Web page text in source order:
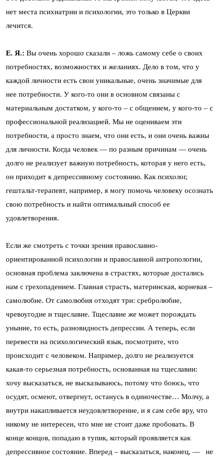
нет места психиатрии и психологии, это только в Церкви
лечится.
Е. Я.: Вы очень хорошо сказали – ложь самому себе о своих
потребностях, возможностях и желаниях. Дело в том, что у
каждой личности есть свои уникальные, очень значимые для
нее потребности. У кого-то они в основном связаны с
материальным достатком, у кого-то – с общением, у кого-то – с
профессиональной реализацией. Мы не оцениваем эти
потребности, а просто знаем, что они есть, и они очень важны
для личности. Когда человек — по разным причинам — очень
долго не реализует важную потребность, которая у него есть,
он приходит к депрессивному состоянию. Как психолог,
гештальт-терапевт, например, я могу помочь человеку осознать
свою потребность и найти оптимальный способ ее
удовлетворения.
Если же смотреть с точки зрения православно-
ориентированной психологии и православной антропологии,
основная проблема заключена в страстях, которые достались
нам с грехопадением. Главная страсть, материнская, корневая –
самолюбие. От самолюбия отходят три: сребролюбие,
чревоугодие и тщеславие. Тщеславие же может порождать
уныние, то есть, разновидность депрессии. А теперь, если
перевести на психологический язык, посмотрите, что
происходит с человеком. Например, долго не реализуется
какая-то серьезная потребность, основанная на тщеславии:
хочу высказаться, не высказываюсь, потому что боюсь, что
осудят, осмеют, отвергнут, останусь в одиночестве… Молчу, а
внутри накапливается неудовлетворение, и я сам себе вру, что
никому не интересен, что мне не стоит даже пробовать. В
конце концов, попадаю в тупик, который проявляется как
депрессивное состояние. Вперед – высказаться, наконец, — не